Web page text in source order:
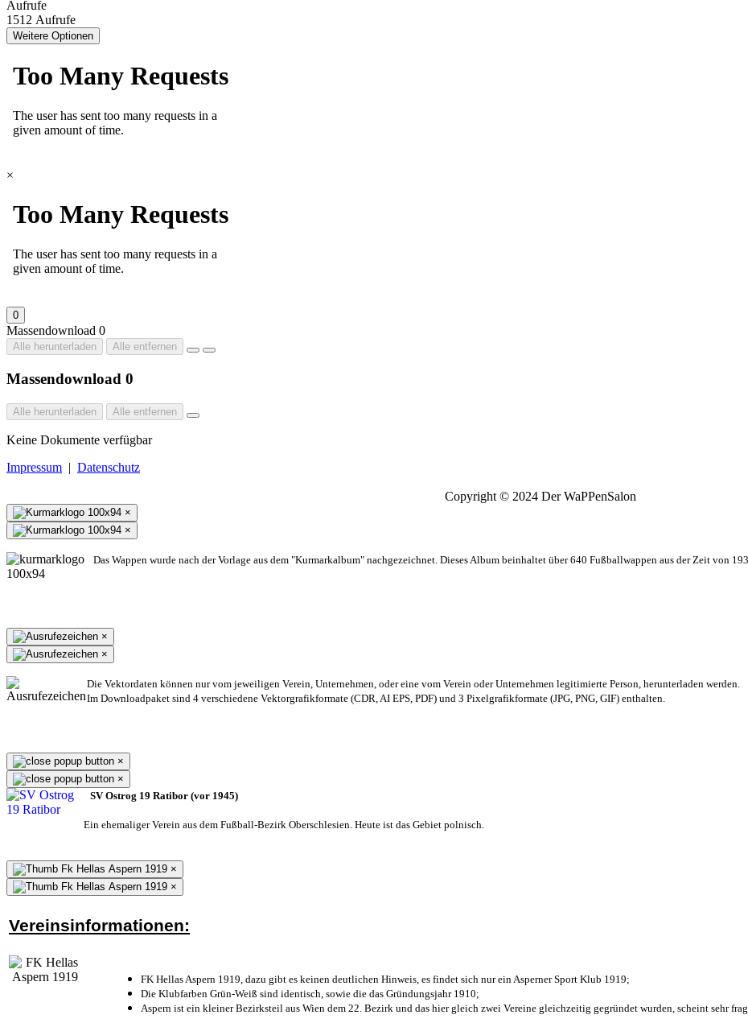
Aufrufe
1512 Aufrufe
Weitere Optionen
×
0
Massendownload 0
Alle herunterladen Alle entfernen
Massendownload 0
Alle herunterladen Alle entfernen
Keine Dokumente verfügbar
Impressum | Datenschutz
Copyright © 2024 Der WaPPenSalon
×
×
Das Wappen wurde nach der Vorlage aus dem "Kurmarkalbum" nachgezeichnet. Dieses Album beinhaltet über 640 Fußballwappen aus der Zeit von
×
×
Die Vektordaten können nur vom jeweiligen Verein, Unternehmen, oder eine vom Verein oder Unternehmen legitimierte Person, herunterladen werden.
Im Downloadpaket sind 4 verschiedene Vektorgrafikformate (CDR, AI EPS, PDF) und 3 Pixelgrafikformate (JPG, PNG, GIF) enthalten.
×
×
SV Ostrog 19 Ratibor (vor 1945)
Ein ehemaliger Verein aus dem Fußball-Bezirk Oberschlesien. Heute ist das Gebiet polnisch.
×
×
Vereinsinformationen:
FK Hellas Aspern 1919, dazu gibt es keinen deutlichen Hinweis, es findet sich nur ein Asperner Sport Klub 1919;
Die Klubfarben Grün-Weiß sind identisch, sowie die das Gründungsjahr 1910;
Aspern ist ein kleiner Bezirksteil aus Wien dem 22. Bezirk und das hier gleich zwei Vereine gleichzeitig gegründet wurden, scheint sehr